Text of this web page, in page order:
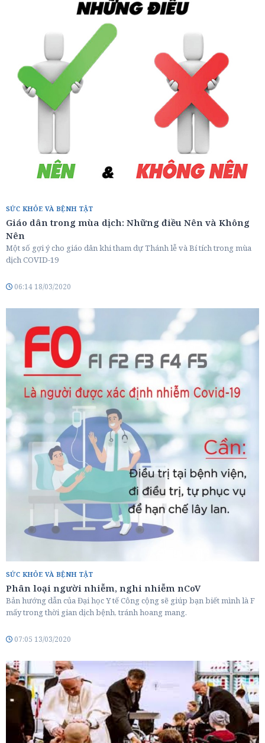
SỨC KHỎE VÀ BỆNH TẬT
Giáo dân trong mùa dịch: Những điều Nên và Không
Nên
Một số gợi ý cho giáo dân khi tham dự Thánh lễ và Bí tích trong mùa
dịch COVID-19
06:14 18/03/2020
SỨC KHỎE VÀ BỆNH TẬT
Phân loại người nhiễm, nghi nhiễm nCoV
Bản hướng dẫn của Đại học Y tế Công cộng sẽ giúp bạn biết mình là F
mấy trong thời gian dịch bệnh, tránh hoang mang.
07:05 13/03/2020